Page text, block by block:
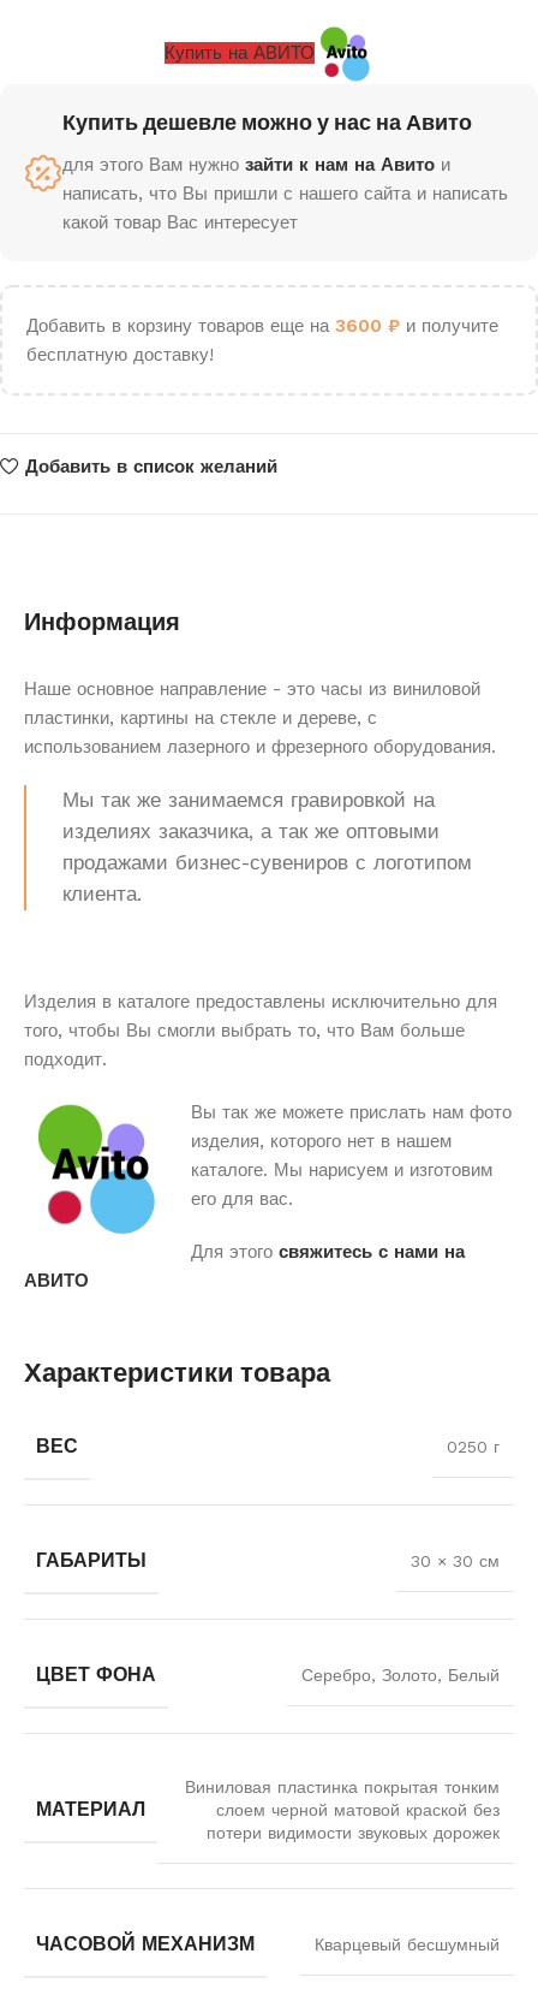
Купить на АВИТО
Купить дешевле можно у нас на Авито
для этого Вам нужно зайти к нам на Авито и
написать, что Вы пришли с нашего сайта и написать
какой товар Вас интересует
Добавить в корзину товаров еще на 3600 ₽ и получите
бесплатную доставку!
Добавить в список желаний
Информация
Наше основное направление - это часы из виниловой
пластинки, картины на стекле и дереве, с
использованием лазерного и фрезерного оборудования.
Мы так же занимаемся гравировкой на
изделиях заказчика, а так же оптовыми
продажами бизнес-сувениров с логотипом
клиента.
Изделия в каталоге предоставлены исключительно для
того, чтобы Вы смогли выбрать то, что Вам больше
подходит.
Вы так же можете прислать нам фото
изделия, которого нет в нашем
каталоге. Мы нарисуем и изготовим
его для вас.
Для этого свяжитесь с нами на
АВИТО
Характеристики товара
ВЕС 0250 г
ГАБАРИТЫ 30 × 30 см
ЦВЕТ ФОНА Серебро, Золото, Белый
МАТЕРИАЛ
Виниловая пластинка покрытая тонким
слоем черной матовой краской без
потери видимости звуковых дорожек
ЧАСОВОЙ МЕХАНИЗМ Кварцевый бесшумный